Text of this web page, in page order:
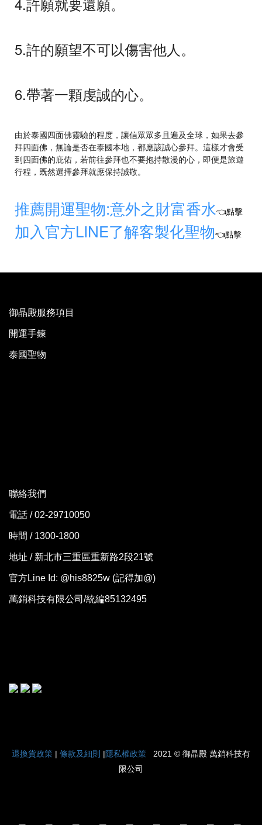
5.許的願望不可以傷害他人。
6.帶著一顆虔誠的心。
由於泰國四面佛靈驗的程度，讓信眾眾多且遍及全球，如果去參
拜四面佛，無論是否在泰國本地，都應該誠心參拜。這樣才會受
到四面佛的庇佑，若前往參拜也不要抱持散漫的心，即便是旅遊
行程，既然選擇參拜就應保持誠敬。
推薦開運聖物:意外之財富香水👈點擊
加入官方LINE了解客製化聖物👈點擊
御晶殿服務項目
開運手鍊
泰國聖物
聯絡我們
電話 / 02-29710050
時間 / 1300-1800
地址 / 新北市三重區重新路2段21號
官方Line Id: @his8825w (記得加@)
萬銷科技有限公司/統編85132495
退換貨政策 | 條款及細則 |隱私權政策
2021 © 御晶殿 萬銷科技有
限公司